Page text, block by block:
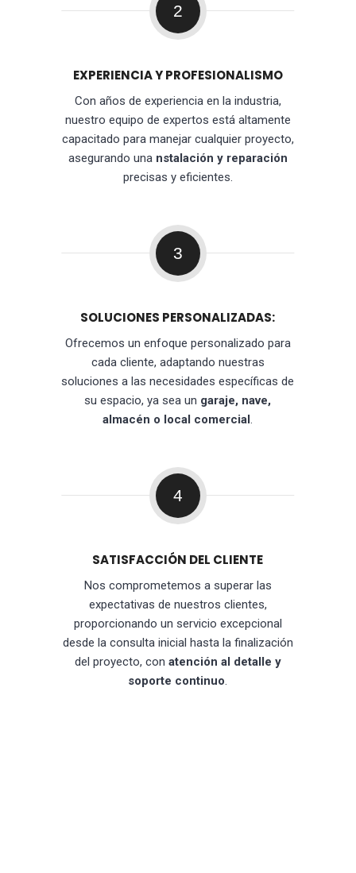
2
EXPERIENCIA Y PROFESIONALISMO
Con años de experiencia en la industria,
nuestro equipo de expertos está altamente
capacitado para manejar cualquier proyecto,
asegurando una nstalación y reparación
precisas y eficientes.
3
SOLUCIONES PERSONALIZADAS:
Ofrecemos un enfoque personalizado para
cada cliente, adaptando nuestras
soluciones a las necesidades específicas de
su espacio, ya sea un garaje, nave,
almacén o local comercial.
4
SATISFACCIÓN DEL CLIENTE
Nos comprometemos a superar las
expectativas de nuestros clientes,
proporcionando un servicio excepcional
desde la consulta inicial hasta la finalización
del proyecto, con atención al detalle y
soporte continuo.